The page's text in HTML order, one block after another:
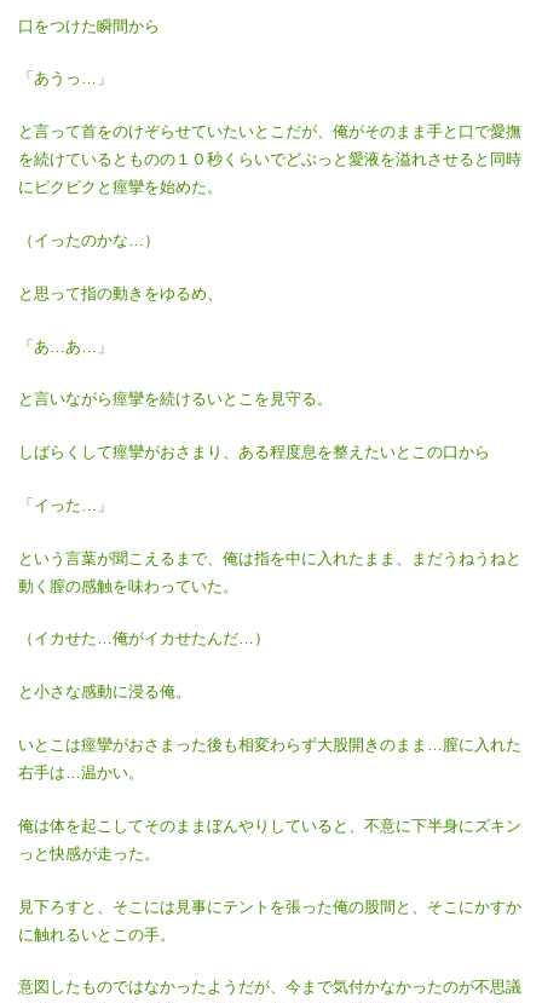
口をつけた瞬間から
「あうっ…」
と言って首をのけぞらせていたいとこだが、俺がそのまま手と口で愛撫
を続けているとものの１０秒くらいでどぶっと愛液を溢れさせると同時
にピクピクと痙攣を始めた。
（イったのかな…）
と思って指の動きをゆるめ、
「あ…あ…」
と言いながら痙攣を続けるいとこを見守る。
しばらくして痙攣がおさまり、ある程度息を整えたいとこの口から
「イった…」
という言葉が聞こえるまで、俺は指を中に入れたまま、まだうねうねと
動く膣の感触を味わっていた。
（イカせた…俺がイカせたんだ…）
と小さな感動に浸る俺。
いとこは痙攣がおさまった後も相変わらず大股開きのまま…膣に入れた
右手は…温かい。
俺は体を起こしてそのままぼんやりしていると、不意に下半身にズキン
っと快感が走った。
見下ろすと、そこには見事にテントを張った俺の股間と、そこにかすか
に触れるいとこの手。
意図したものではなかったようだが、今まで気付かなかったのが不思議